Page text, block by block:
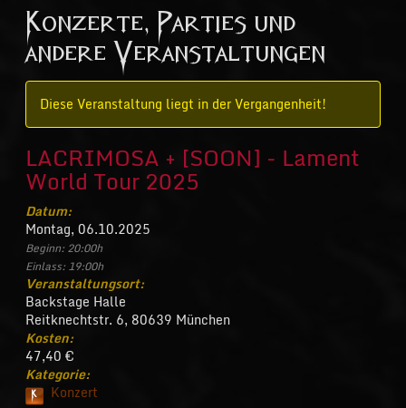
Konzerte, Parties und
andere Veranstaltungen
Diese Veranstaltung liegt in der Vergangenheit!
LACRIMOSA + [SOON] - Lament
World Tour 2025
Datum:
Montag, 06.10.2025
Beginn: 20:00h
Einlass: 19:00h
Veranstaltungsort:
Backstage Halle
Reitknechtstr. 6, 80639 München
Kosten:
47,40 €
Kategorie:
K
Konzert